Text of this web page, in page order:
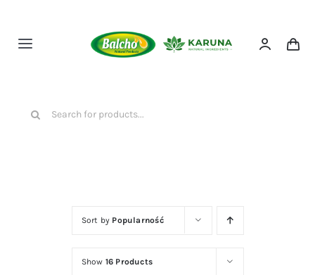
zawartości
Toggle
Szukaj
Sort by Popularność
Show 16 Products